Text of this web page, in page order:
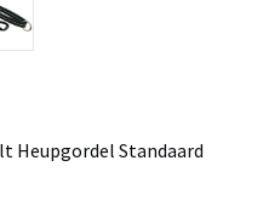
Heupgordel Standaard